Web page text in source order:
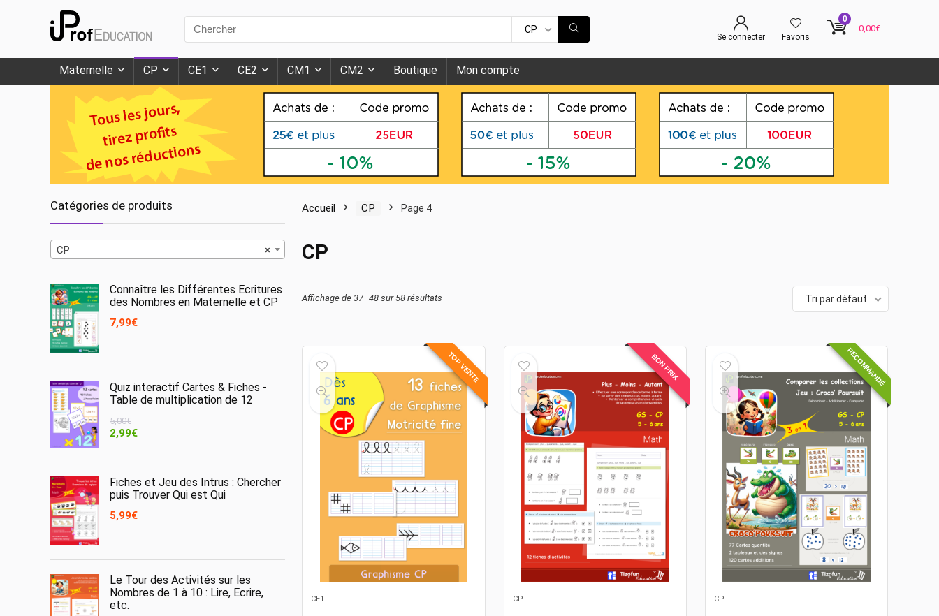
Search
for:
CP
Se connecter Favoris
0
0,00€
Maternelle CP CE1 CE2 CM1 CM2 Boutique Mon compte
Catégories de produits
×
CP
Connaître les Différentes Écritures
des Nombres en Maternelle et CP
7,99€
Quiz interactif Cartes & Fiches -
Table de multiplication de 12
5,00€
Le
5,00€.
2,99€Le
2,99€.
Fiches et Jeu des Intrus : Chercher
puis Trouver Qui est Qui
5,99€
Le Tour des Activités sur les
Nombres de 1 à 10 : Lire, Ecrire,
etc.
Accueil CP Page 4
CP
Affichage de 37–48 sur 58 résultats Tri par défaut
TOP VENTE
CE1
BON PRIX
CP
RECOMMANDÉ
CP